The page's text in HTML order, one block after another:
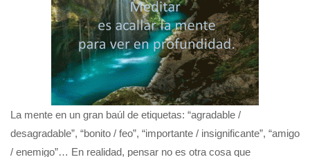
La mente en un gran baúl de etiquetas: “agradable /
desagradable”, “bonito / feo”, “importante / insignificante”, “amigo
/ enemigo”… En realidad, pensar no es otra cosa que